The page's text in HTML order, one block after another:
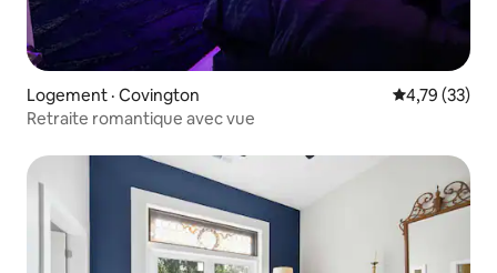
Logement · Covington Note
4,79 (33)
Retraite romantique avec vue